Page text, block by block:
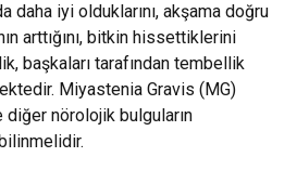
daha iyi olduklarını, akşama doğru
arttığını, bitkin hissettiklerini
başkaları tarafından tembellik
Miyastenia Gravis (MG)
diğer nörolojik bulguların